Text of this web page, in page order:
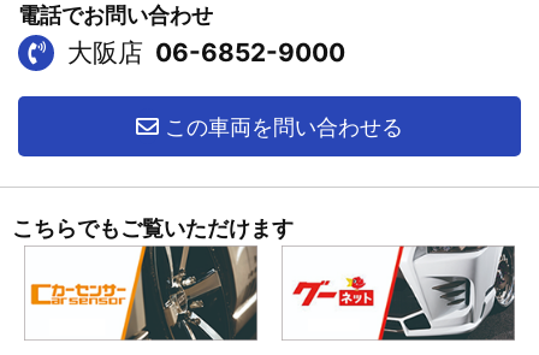
電話でお問い合わせ
大阪店 06-6852-9000
この車両を問い合わせる
こちらでもご覧いただけます